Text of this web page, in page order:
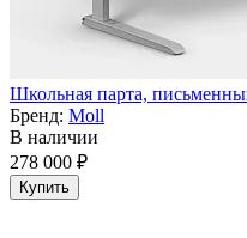
Школьная парта,
Бренд: Moll
В наличии
278 000 ₽
Купить